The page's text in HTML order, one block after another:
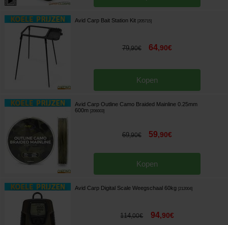
Avid Carp Bait Station Kit 205715]
79,90€ 64,90€
Kopen
Avid Carp Outline Camo Braided Mainline 0.25mm
600m
206003]
69,90€ 59,90€
Kopen
Avid Carp Digital Scale Weegschaal 60kg 212004]
114,00€ 94,90€